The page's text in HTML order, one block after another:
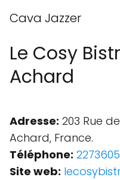
Cava Jazzer
Le Cosy
Achard
Adresse: 203 Rue
Achard, France.
Téléphone:
Site web: